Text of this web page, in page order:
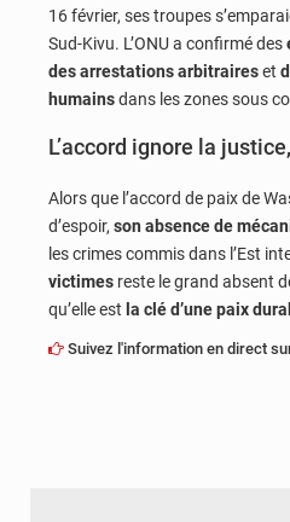
16 février, ses troupes
Sud-Kivu. L’ONU a confirmé des
des arrestations arbitraireset
humainsdans les zones sous
L’accord ignore la
Alors que l’accord de paix de
d’espoir, son absence de
les crimes commis dans l’Est
victimes reste le grand absent
qu’elle est la clé d’une paix
Suivez l'information en direct